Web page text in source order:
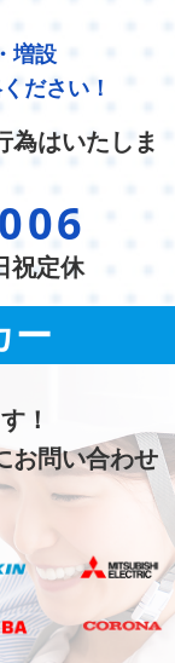
増設
ださい！
為はいたしま
祝定休
ー
！
お問い合わせ